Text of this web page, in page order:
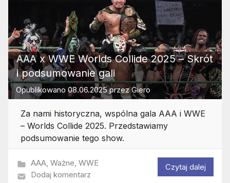
AAA x WWE Worlds Collide 2025 – Skrót
i podsumowanie gali
Opublikowano 08.06.2025przezGiero
Za nami historyczna, wspólna gala AAA i WWE
– Worlds Collide 2025. Przedstawiamy
podsumowanie tego show.
AAA, Ważne, WWE
Dodaj komentarz
Czytaj dalej